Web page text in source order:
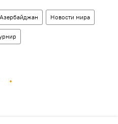
Азербайджан Новости мира